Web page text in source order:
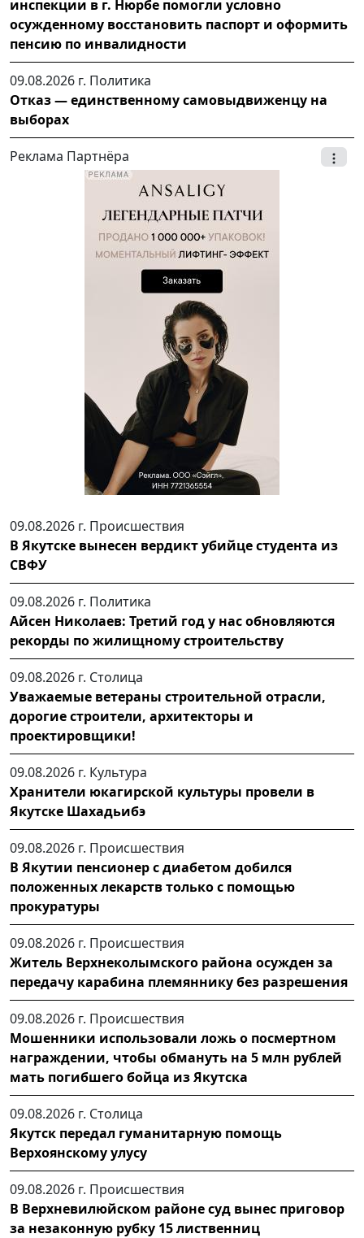
инспекции в г. Нюрбе помогли условно
осужденному восстановить паспорт и оформить
пенсию по инвалидности
09.08.2026 г. Политика
Отказ — единственному самовыдвиженцу на
выборах
Реклама Партнёра
09.08.2026 г. Происшествия
В Якутске вынесен вердикт убийце студента из
СВФУ
09.08.2026 г. Политика
Айсен Николаев: Третий год у нас обновляются
рекорды по жилищному строительству
09.08.2026 г. Столица
Уважаемые ветераны строительной отрасли,
дорогие строители, архитекторы и
проектировщики!
09.08.2026 г. Культура
Хранители юкагирской культуры провели в
Якутске Шахадьибэ
09.08.2026 г. Происшествия
В Якутии пенсионер с диабетом добился
положенных лекарств только с помощью
прокуратуры
09.08.2026 г. Происшествия
Житель Верхнеколымского района осужден за
передачу карабина племяннику без разрешения
09.08.2026 г. Происшествия
Мошенники использовали ложь о посмертном
награждении, чтобы обмануть на 5 млн рублей
мать погибшего бойца из Якутска
09.08.2026 г. Столица
Якутск передал гуманитарную помощь
Верхоянскому улусу
09.08.2026 г. Происшествия
В Верхневилюйском районе суд вынес приговор
за незаконную рубку 15 лиственниц